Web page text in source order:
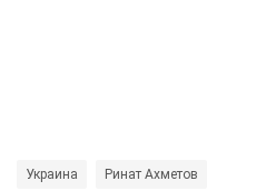
Украина Ринат Ахметов